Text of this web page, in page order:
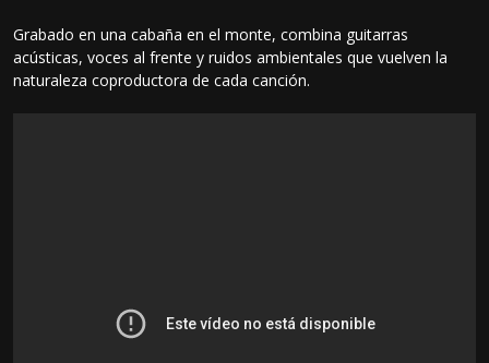
Grabado en una cabaña en el monte, combina guitarras
acústicas, voces al frente y ruidos ambientales que vuelven la
naturaleza coproductora de cada canción.